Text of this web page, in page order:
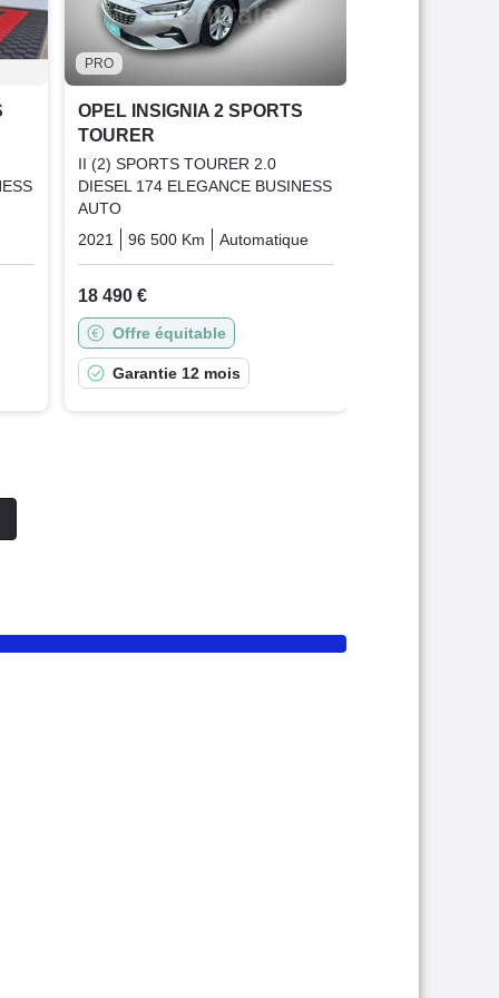
PRO
OPEL INSIGNIA 2 SPORTS
TOURER
II (2) SPORTS TOURER 2.0
DIESEL 174 ELEGANCE BUSINESS
AUTO
2021
96 500 Km Automatique
18 490 €
Offre équitable
Garantie 12 mois